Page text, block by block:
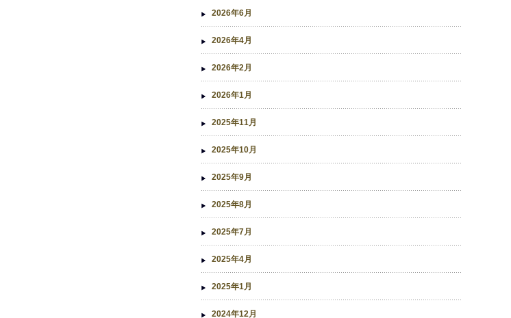
2026年6月
2026年4月
2026年2月
2026年1月
2025年11月
2025年10月
2025年9月
2025年8月
2025年7月
2025年4月
2025年1月
2024年12月